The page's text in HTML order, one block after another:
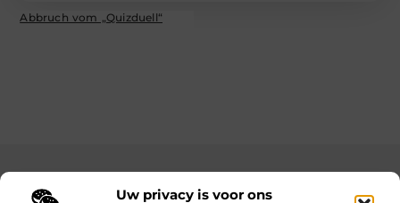
Uw privacy is voor ons
Abbruch vom „Quizduell“
Main Links